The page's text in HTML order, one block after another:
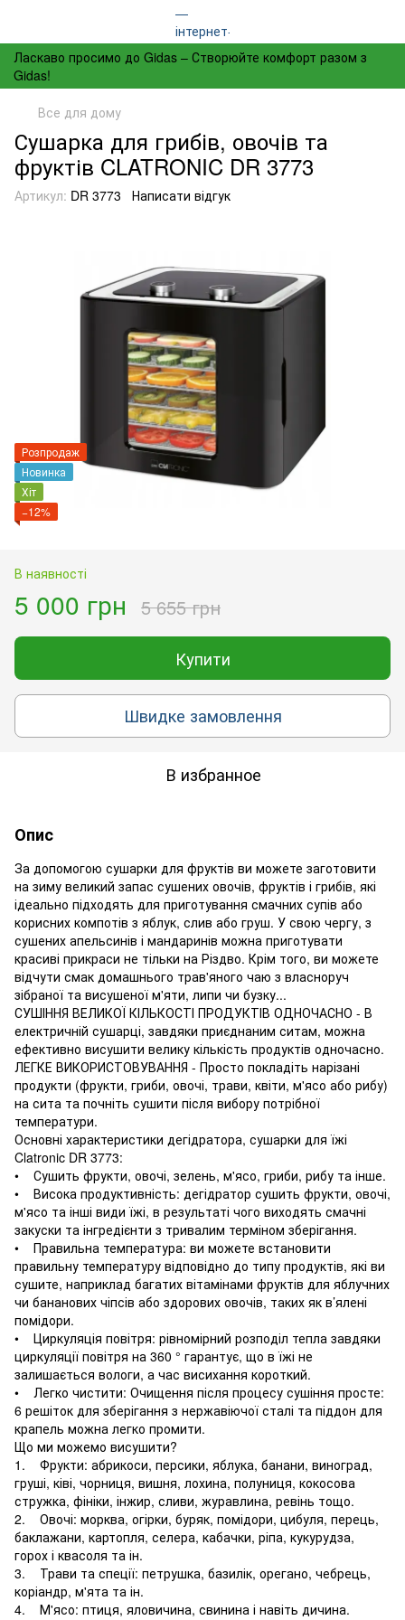
Ласкаво просимо до Gidas – Створюйте комфорт разом з
Gidas!
Все для дому
Сушарка для грибів, овочів та
фруктів CLATRONIC DR 3773
Артикул: DR 3773 Написати відгук
Розпродаж
Новинка
Хіт
−12%
В наявності
5 000 грн 5 655 грн
Купити
Швидке замовлення
В избранное
Опис
За допомогою сушарки для фруктів ви можете заготовити
на зиму великий запас сушених овочів, фруктів і грибів, які
ідеально підходять для приготування смачних супів або
корисних компотів з яблук, слив або груш. У свою чергу, з
сушених апельсинів і мандаринів можна приготувати
красиві прикраси не тільки на Різдво. Крім того, ви можете
відчути смак домашнього трав'яного чаю з власноруч
зібраної та висушеної м'яти, липи чи бузку...
СУШІННЯ ВЕЛИКОЇ КІЛЬКОСТІ ПРОДУКТІВ ОДНОЧАСНО - В
електричній сушарці, завдяки приєднаним ситам, можна
ефективно висушити велику кількість продуктів одночасно.
ЛЕГКЕ ВИКОРИСТОВУВАННЯ - Просто покладіть нарізані
продукти (фрукти, гриби, овочі, трави, квіти, м'ясо або рибу)
на сита та почніть сушити після вибору потрібної
температури.
Основні характеристики дегідратора, сушарки для їжі
Clatronic DR 3773:
• Сушить фрукти, овочі, зелень, м'ясо, гриби, рибу та інше.
• Висока продуктивність: дегідратор сушить фрукти, овочі,
м'ясо та інші види їжі, в результаті чого виходять смачні
закуски та інгредієнти з тривалим терміном зберігання.
• Правильна температура: ви можете встановити
правильну температуру відповідно до типу продуктів, які ви
сушите, наприклад багатих вітамінами фруктів для яблучних
чи бананових чіпсів або здорових овочів, таких як в’ялені
помідори.
• Циркуляція повітря: рівномірний розподіл тепла завдяки
циркуляції повітря на 360 ° гарантує, що в їжі не
залишається вологи, а час висихання короткий.
• Легко чистити: Очищення після процесу сушіння просте:
6 решіток для зберігання з нержавіючої сталі та піддон для
крапель можна легко промити.
Що ми можемо висушити?
1. Фрукти: абрикоси, персики, яблука, банани, виноград,
груші, ківі, чорниця, вишня, лохина, полуниця, кокосова
стружка, фініки, інжир, сливи, журавлина, ревінь тощо.
2. Овочі: морква, огірки, буряк, помідори, цибуля, перець,
баклажани, картопля, селера, кабачки, ріпа, кукурудза,
горох і квасоля та ін.
3. Трави та спеції: петрушка, базилік, орегано, чебрець,
коріандр, м'ята та ін.
4. М'ясо: птиця, яловичина, свинина і навіть дичина.